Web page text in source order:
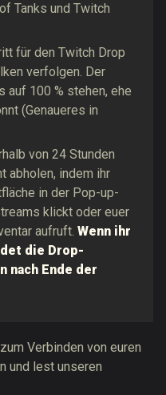
Tanks und Twitch
für den Twitch Drop
verfolgen. Der
auf 100 % stehen, ehe
(Genaueres in
von 24 Stunden
abholen, indem ihr
in der Pop-up-
klickt oder euer
aufruft. Wenn ihr
die Drop-
nach Ende der
Verbinden von euren
und lest unseren